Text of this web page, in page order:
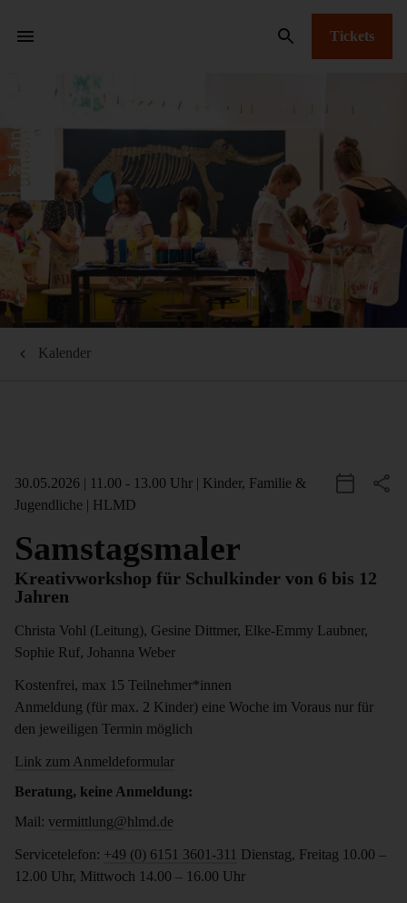
Tickets
Kalender
30.05.2026 | 11.00 - 13.00 Uhr | Kinder, Familie &
Jugendliche | HLMD
Add Event to
Samstagsmaler
Kreativworkshop für Schulkinder von 6 bis 12
Jahren
Christa Vohl (Leitung), Gesine Dittmer, Elke-Emmy Laubner,
Sophie Ruf, Johanna Weber
Kostenfrei, max 15 Teilnehmer*innen
Anmeldung (für max. 2 Kinder) eine Woche im Voraus nur für
den jeweiligen Termin möglich
Link zum Anmeldeformular
Beratung, keine Anmeldung:
Mail: vermittlung@hlmd.de
Servicetelefon: +49 (0) 6151 3601-311 Dienstag, Freitag 10.00 –
12.00 Uhr, Mittwoch 14.00 – 16.00 Uhr